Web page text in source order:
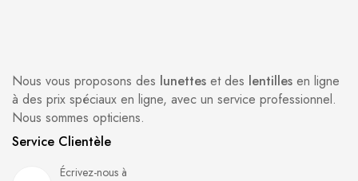
Nous vous proposons des lunettes et des lentilles en ligne
à des prix spéciaux en ligne, avec un service professionnel.
Nous sommes opticiens.
Service Clientèle
Écrivez-nous à